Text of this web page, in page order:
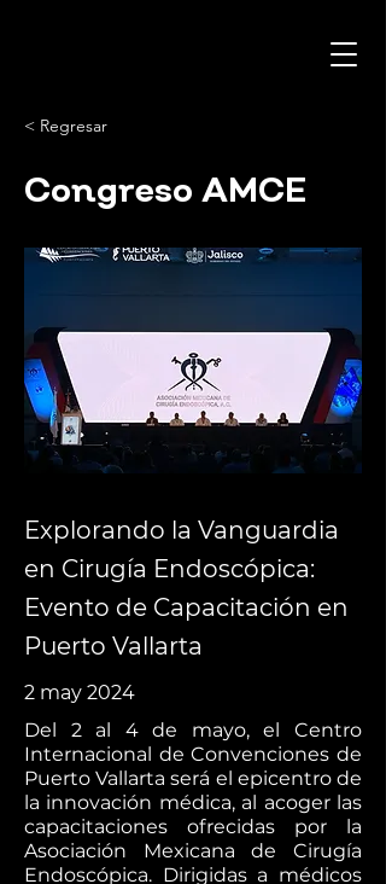
< Regresar
Congreso AMCE
Explorando la Vanguardia
en Cirugía Endoscópica:
Evento de Capacitación en
Puerto Vallarta
2 may 2024
Del 2 al 4 de mayo, el Centro
Internacional de Convenciones de
Puerto Vallarta será el epicentro de
la innovación médica, al acoger las
capacitaciones ofrecidas por la
Asociación Mexicana de Cirugía
Endoscópica. Dirigidas a médicos